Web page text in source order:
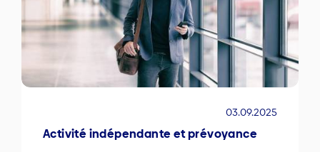
03.09.2025
Activité indépendante et prévoyance